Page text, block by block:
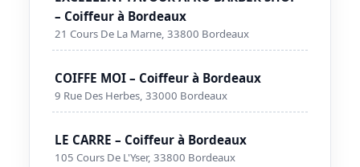
– Coiffeur à Bordeaux
21 Cours De La Marne, 33800 Bordeaux
COIFFE MOI – Coiffeur à Bordeaux
9 Rue Des Herbes, 33000 Bordeaux
LE CARRE – Coiffeur à Bordeaux
105 Cours De L'Yser, 33800 Bordeaux